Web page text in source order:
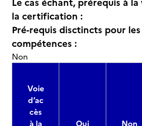
la certification :
Pré-requis disctincts pour
compétences :
Non
Voie
d’ac
cès
à la
Oui Non